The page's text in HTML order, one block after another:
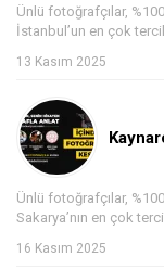
Ünlü fotoğrafçılar,
İstanbul’un en çok
13 Kasım 2025
Ünlü fotoğrafçılar,
Sakarya’nın en çok
16 Kasım 2025